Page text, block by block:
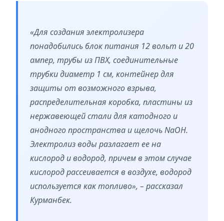
«Для создания электролизера
понадобились блок питания 12 вольт и 20
ампер, трубы из ПВХ, соединительные
трубки диаметр 1 см, контейнер для
защиты от возможного взрыва,
распределительная коробка, пластины из
нержавеющей стали для катодного и
анодного пространства и щелочь NaOH.
Электролиз воды разлагает ее на
кислород и водород, причем в этом случае
кислород рассеивается в воздухе, водород
используется как топливо», – рассказал
Курманбек.